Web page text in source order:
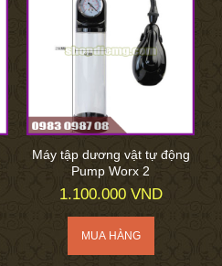
Máy tập dương vật tự động
Pump Worx 2
1.100.000 VND